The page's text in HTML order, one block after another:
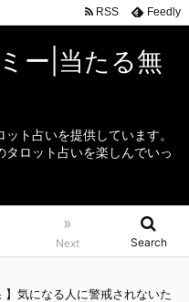
ー|当たる無
ト占いを提供しています。
ロット占いを楽しんでいっ
»
Next Search
RSS Feedly
】気になる人に警戒されないた